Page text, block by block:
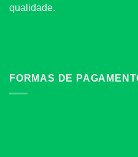
qualidade.
FORMAS DE